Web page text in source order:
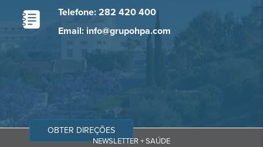
Telefone: 282 420 400
Email: info@grupohpa.com
OBTER DIREÇÕES
NEWSLETTER + SAÚDE